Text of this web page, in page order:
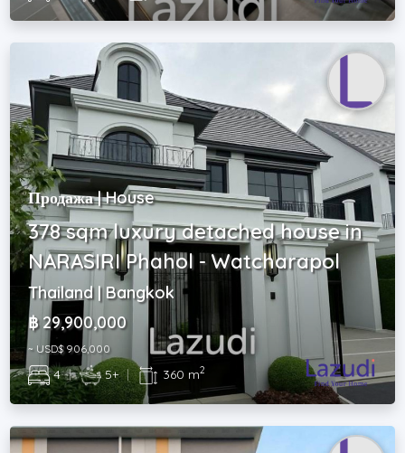
Продажа | House
378 sqm luxury detached house in
NARASIRI Phahol - Watcharapol
Thailand | Bangkok
฿ 29,900,000
~ USD$ 906,000
4 | 5+ | 360 m2